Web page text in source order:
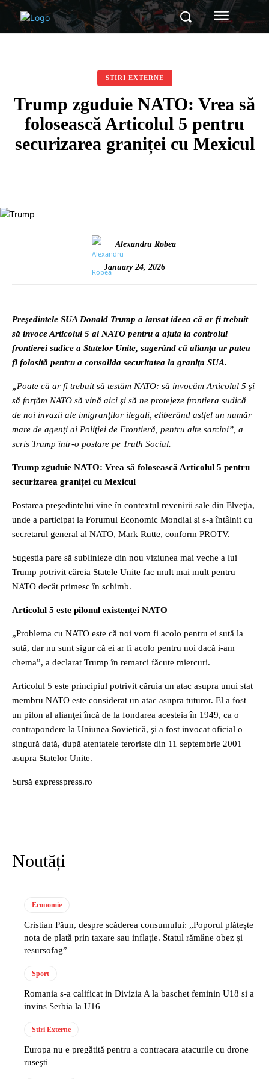
STIRI EXTERNE
Trump zguduie NATO: Vrea să
folosească Articolul 5 pentru
securizarea graniței cu Mexicul
Alexandru Robea
January 24, 2026
Preşedintele SUA Donald Trump a lansat ideea că ar fi trebuit
să invoce Articolul 5 al NATO pentru a ajuta la controlul
frontierei sudice a Statelor Unite, sugerând că alianţa ar putea
fi folosită pentru a consolida securitatea la graniţa SUA.
„Poate că ar fi trebuit să testăm NATO: să invocăm Articolul 5 şi
să forţăm NATO să vină aici şi să ne protejeze frontiera sudică
de noi invazii ale imigranţilor ilegali, eliberând astfel un număr
mare de agenţi ai Poliţiei de Frontieră, pentru alte sarcini”, a
scris Trump într-o postare pe Truth Social.
Trump zguduie NATO: Vrea să folosească Articolul 5 pentru
securizarea graniței cu Mexicul
Postarea preşedintelui vine în contextul revenirii sale din Elveţia,
unde a participat la Forumul Economic Mondial şi s-a întâlnit cu
secretarul general al NATO, Mark Rutte, conform PROTV.
Sugestia pare să sublinieze din nou viziunea mai veche a lui
Trump potrivit căreia Statele Unite fac mult mai mult pentru
NATO decât primesc în schimb.
Articolul 5 este pilonul existenței NATO
„Problema cu NATO este că noi vom fi acolo pentru ei sută la
sută, dar nu sunt sigur că ei ar fi acolo pentru noi dacă i-am
chema”, a declarat Trump în remarci făcute miercuri.
Articolul 5 este principiul potrivit căruia un atac asupra unui stat
membru NATO este considerat un atac asupra tuturor. El a fost
un pilon al alianţei încă de la fondarea acesteia în 1949, ca o
contrapondere la Uniunea Sovietică, şi a fost invocat oficial o
singură dată, după atentatele teroriste din 11 septembrie 2001
asupra Statelor Unite.
Sursă expresspress.ro
Noutăți
Economie
Cristian Păun, despre scăderea consumului: „Poporul plătește
nota de plată prin taxare sau inflație. Statul rămâne obez și
resursofag”
Sport
Romania s-a calificat in Divizia A la baschet feminin U18 si a
invins Serbia la U16
Stiri Externe
Europa nu e pregătită pentru a contracara atacurile cu drone
ruseşti